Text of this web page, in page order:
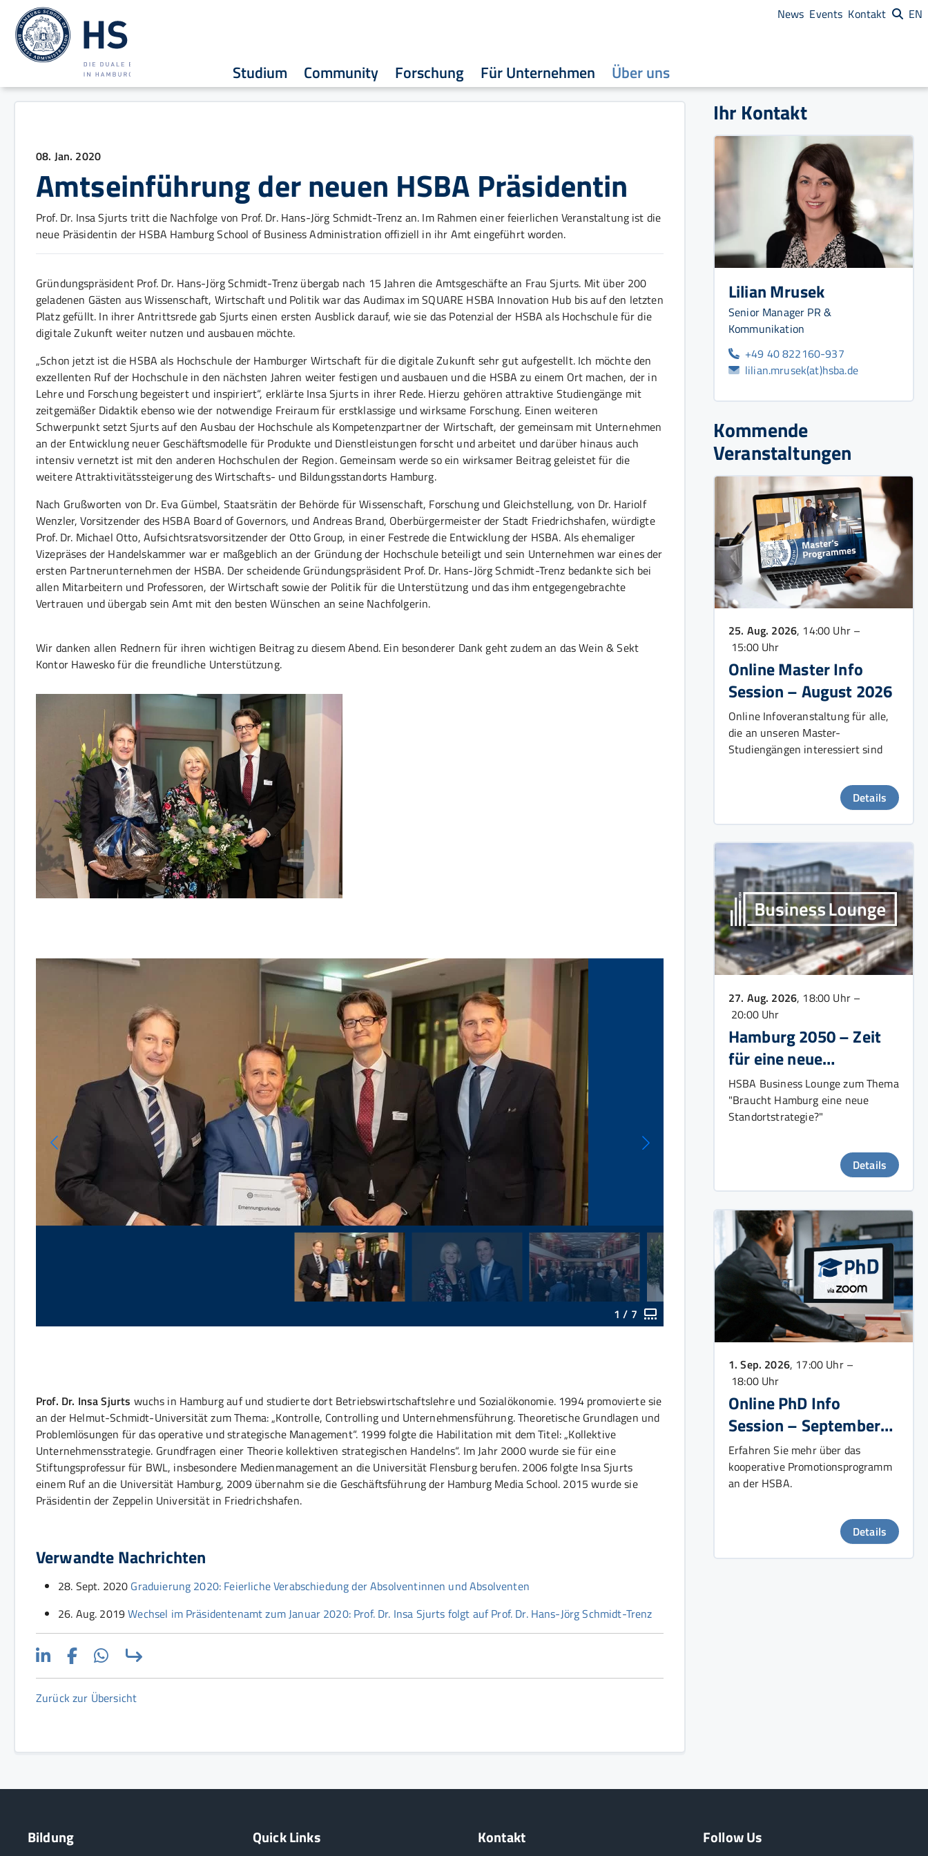
Studium Community Forschung Für Unternehmen Über uns
News Events Kontakt EN
08. Jan. 2020
Amtseinführung der neuen HSBA Präsidentin
Prof. Dr. Insa Sjurts tritt die Nachfolge von Prof. Dr. Hans-Jörg Schmidt-Trenz an. Im Rahmen einer feierlichen Veranstaltung ist die
neue Präsidentin der HSBA Hamburg School of Business Administration offiziell in ihr Amt eingeführt worden.
Gründungspräsident Prof. Dr. Hans-Jörg Schmidt-Trenz übergab nach 15 Jahren die Amtsgeschäfte an Frau Sjurts. Mit über 200
geladenen Gästen aus Wissenschaft, Wirtschaft und Politik war das Audimax im SQUARE HSBA Innovation Hub bis auf den letzten
Platz gefüllt. In ihrer Antrittsrede gab Sjurts einen ersten Ausblick darauf, wie sie das Potenzial der HSBA als Hochschule für die
digitale Zukunft weiter nutzen und ausbauen möchte.
„Schon jetzt ist die HSBA als Hochschule der Hamburger Wirtschaft für die digitale Zukunft sehr gut aufgestellt. Ich möchte den
exzellenten Ruf der Hochschule in den nächsten Jahren weiter festigen und ausbauen und die HSBA zu einem Ort machen, der in
Lehre und Forschung begeistert und inspiriert“, erklärte Insa Sjurts in ihrer Rede. Hierzu gehören attraktive Studiengänge mit
zeitgemäßer Didaktik ebenso wie der notwendige Freiraum für erstklassige und wirksame Forschung. Einen weiteren
Schwerpunkt setzt Sjurts auf den Ausbau der Hochschule als Kompetenzpartner der Wirtschaft, der gemeinsam mit Unternehmen
an der Entwicklung neuer Geschäftsmodelle für Produkte und Dienstleistungen forscht und arbeitet und darüber hinaus auch
intensiv vernetzt ist mit den anderen Hochschulen der Region. Gemeinsam werde so ein wirksamer Beitrag geleistet für die
weitere Attraktivitätssteigerung des Wirtschafts- und Bildungsstandorts Hamburg.
Nach Grußworten von Dr. Eva Gümbel, Staatsrätin der Behörde für Wissenschaft, Forschung und Gleichstellung, von Dr. Hariolf
Wenzler, Vorsitzender des HSBA Board of Governors, und Andreas Brand, Oberbürgermeister der Stadt Friedrichshafen, würdigte
Prof. Dr. Michael Otto, Aufsichtsratsvorsitzender der Otto Group, in einer Festrede die Entwicklung der HSBA. Als ehemaliger
Vizepräses der Handelskammer war er maßgeblich an der Gründung der Hochschule beteiligt und sein Unternehmen war eines der
ersten Partnerunternehmen der HSBA. Der scheidende Gründungspräsident Prof. Dr. Hans-Jörg Schmidt-Trenz bedankte sich bei
allen Mitarbeitern und Professoren, der Wirtschaft sowie der Politik für die Unterstützung und das ihm entgegengebrachte
Vertrauen und übergab sein Amt mit den besten Wünschen an seine Nachfolgerin.
Wir danken allen Rednern für ihren wichtigen Beitrag zu diesem Abend. Ein besonderer Dank geht zudem an das Wein & Sekt
Kontor Hawesko für die freundliche Unterstützung.
1 / 7
Prof. Dr. Insa Sjurts wuchs in Hamburg auf und studierte dort Betriebswirtschaftslehre und Sozialökonomie. 1994 promovierte sie
an der Helmut-Schmidt-Universität zum Thema: „Kontrolle, Controlling und Unternehmensführung. Theoretische Grundlagen und
Problemlösungen für das operative und strategische Management“. 1999 folgte die Habilitation mit dem Titel: „Kollektive
Unternehmensstrategie. Grundfragen einer Theorie kollektiven strategischen Handelns“. Im Jahr 2000 wurde sie für eine
Stiftungsprofessur für BWL, insbesondere Medienmanagement an die Universität Flensburg berufen. 2006 folgte Insa Sjurts
einem Ruf an die Universität Hamburg, 2009 übernahm sie die Geschäftsführung der Hamburg Media School. 2015 wurde sie
Präsidentin der Zeppelin Universität in Friedrichshafen.
Verwandte Nachrichten
28. Sept. 2020 Graduierung 2020: Feierliche Verabschiedung der Absolventinnen und Absolventen
26. Aug. 2019Wechsel im Präsidentenamt zum Januar 2020: Prof. Dr. Insa Sjurts folgt auf Prof. Dr. Hans-Jörg Schmidt-Trenz
Zurück zur Übersicht
Ihr Kontakt
Lilian Mrusek
Senior Manager PR &
Kommunikation
+49 40 822160-937
lilian.mrusek(at)hsba.de
Kommende
Veranstaltungen
25. Aug. 2026, 14:00 Uhr –
15:00 Uhr
Online Master Info
Session – August 2026
Online Infoveranstaltung für alle,
die an unseren Master-
Studiengängen interessiert sind
Details
27. Aug. 2026, 18:00 Uhr –
20:00 Uhr
Hamburg 2050 – Zeit
für eine neue
Wachstumsstrategie?
HSBA Business Lounge zum Thema
"Braucht Hamburg eine neue
Standortstrategie?"
Details
1. Sep. 2026, 17:00 Uhr –
18:00 Uhr
Online PhD Info
Session – September
2026
Erfahren Sie mehr über das
kooperative Promotionsprogramm
an der HSBA.
Details
Bildung Quick Links Kontakt Follow Us